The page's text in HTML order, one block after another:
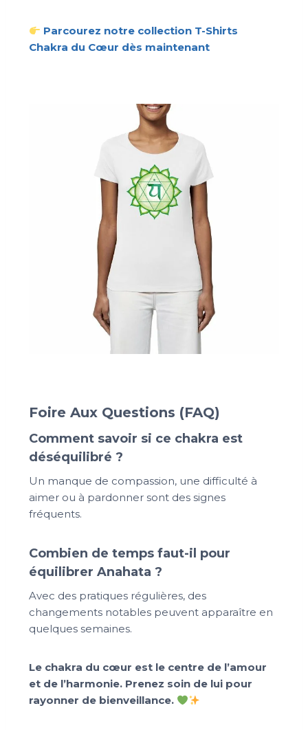
Parcourez notre collection T-Shirts
Chakra du Cœur dès maintenant
Foire Aux Questions (FAQ)
Comment savoir si ce chakra est
déséquilibré ?
Un manque de compassion, une difficulté à
aimer ou à pardonner sont des signes
fréquents.
Combien de temps faut-il pour
équilibrer Anahata ?
Avec des pratiques régulières, des
changements notables peuvent apparaître en
quelques semaines.
Le chakra du cœur est le centre de l’amour
et de l’harmonie. Prenez soin de lui pour
rayonner de bienveillance.